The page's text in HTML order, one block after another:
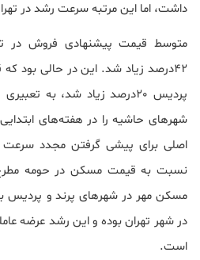
داشت، اما این مرتبه سرعت رشد در
متوسط قیمت پیشنهادی فروش در
پردیس 20درصد زیاد شد، به
شهرهای حاشیه را در هفته‌های
اصلی برای پیشی گرفتن مجدد
نسبت به قیمت مسکن در حومه
مسکن مهر در شهرهای پرند و پردیس
در شهر تهران بوده و این رشد عرضه
است.